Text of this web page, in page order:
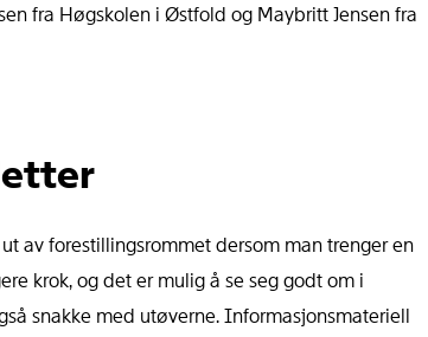
fra Høgskolen i Østfold og Maybritt Jensen fra
av forestillingsrommet dersom man trenger en
krok, og det er mulig å se seg godt om i
snakke med utøverne. Informasjonsmateriell